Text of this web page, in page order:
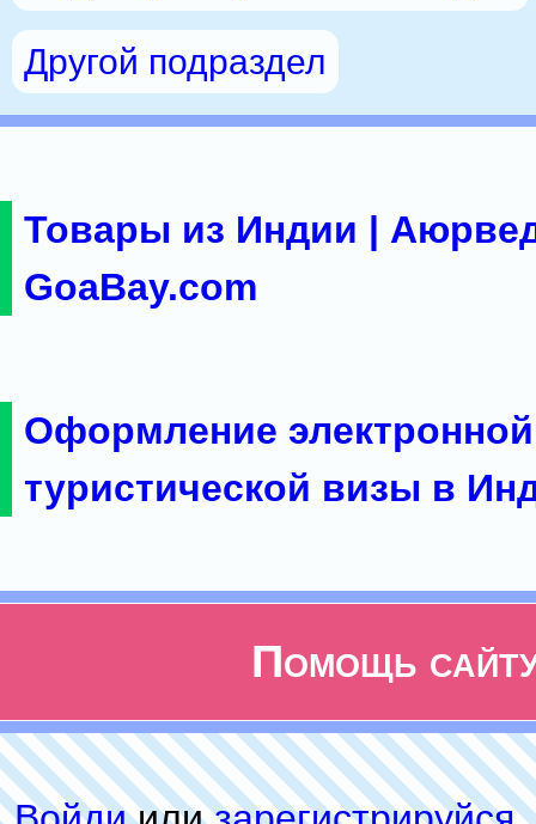
Другой подраздел
Товары из Индии |
GoaBay.com
Оформление электронной
туристической визы в
Помощь